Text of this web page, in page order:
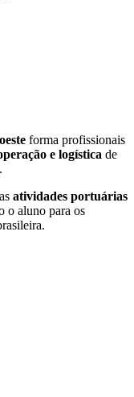
forma profissionais
e logística de
.
atividades portuárias
o aluno para os